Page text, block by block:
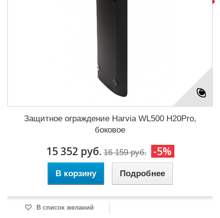
Защитное ограждение Harvia WL500 H20Pro,
боковое
15 352 руб. 16 159 руб. -5%
В корзину Подробнее
В список желаний